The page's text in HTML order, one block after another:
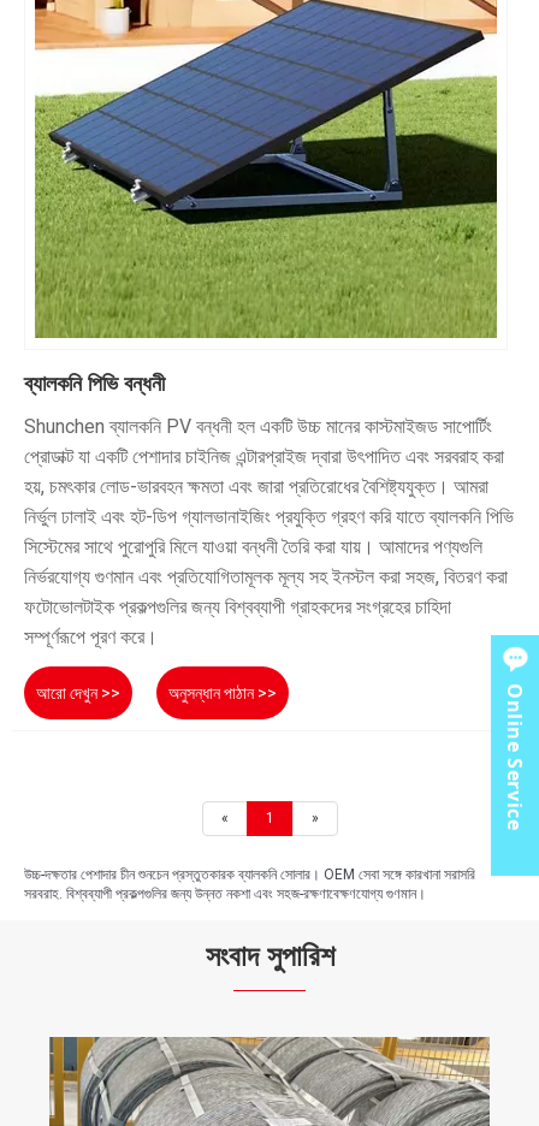
ব্যালকনি পিভি বন্ধনী
Shunchen ব্যালকনি PV বন্ধনী হল একটি উচ্চ মানের কাস্টমাইজড সাপোর্টিং
প্রোডাক্ট যা একটি পেশাদার চাইনিজ এন্টারপ্রাইজ দ্বারা উৎপাদিত এবং সরবরাহ করা
হয়, চমৎকার লোড-ভারবহন ক্ষমতা এবং জারা প্রতিরোধের বৈশিষ্ট্যযুক্ত। আমরা
নির্ভুল ঢালাই এবং হট-ডিপ গ্যালভানাইজিং প্রযুক্তি গ্রহণ করি যাতে ব্যালকনি পিভি
সিস্টেমের সাথে পুরোপুরি মিলে যাওয়া বন্ধনী তৈরি করা যায়। আমাদের পণ্যগুলি
নির্ভরযোগ্য গুণমান এবং প্রতিযোগিতামূলক মূল্য সহ ইনস্টল করা সহজ, বিতরণ করা
ফটোভোলটাইক প্রকল্পগুলির জন্য বিশ্বব্যাপী গ্রাহকদের সংগ্রহের চাহিদা
সম্পূর্ণরূপে পূরণ করে।
আরো দেখুন >> অনুসন্ধান পাঠান >>
« 1 »
উচ্চ-দক্ষতার পেশাদার চীন শুনচেন প্রস্তুতকারক ব্যালকনি সোলার। OEM সেবা সঙ্গে কারখানা সরাসরি
সরবরাহ. বিশ্বব্যাপী প্রকল্পগুলির জন্য উন্নত নকশা এবং সহজ-রক্ষণাবেক্ষণযোগ্য গুণমান।
সংবাদ সুপারিশ
Online Service